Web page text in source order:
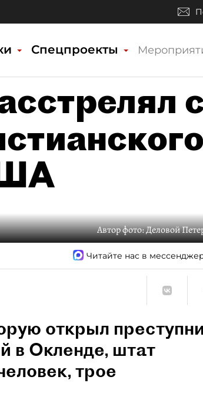
Спецпроекты
Автор фото:Деловой
Читайте нас в
открыл
в Окленде, штат
трое